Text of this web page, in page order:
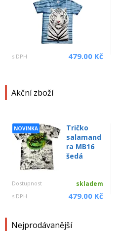
Akční zboží
NOVINKA
Tričko
salamand
ra MB16
šedá
Dostupnost skladem
s DPH 479.00 Kč
Nejprodávanější
s DPH 479.00 Kč